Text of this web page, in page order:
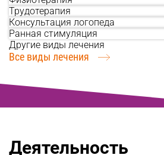
Трудотерапия
Консультация логопеда
Ранная стимуляция
Другие виды лечения
Все виды лечения
Деятельность